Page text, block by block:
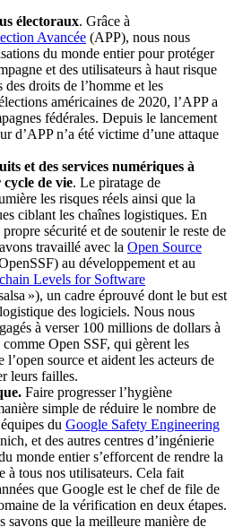
électoraux. Grâce à
Avancée (APP), nous nous
du monde entier pour protéger
et des utilisateurs à haut risque
droits de l’homme et les
américaines de 2020, l’APP a
fédérales. Depuis le lancement
d’APP n’a été victime d’une attaque
et des services numériques à
de vie. Le piratage de
les risques réels ainsi que la
ciblant les chaînes logistiques. En
sécurité et de soutenir le reste de
travaillé avec la Open Source
au développement et au
Levels for Software
»), un cadre éprouvé dont le but est
des logiciels. Nous nous
à verser 100 millions de dollars à
Open SSF, qui gèrent les
l’open source et aident les acteurs de
leurs failles.
Faire progresser l’hygiène
simple de réduire le nombre de
du Google Safety Engineering
et des autres centres d’ingénierie
monde entier s’efforcent de rendre la
à tous nos utilisateurs. Cela fait
que Google est le chef de file de
de la vérification en deux étapes.
savons que la meilleure manière de